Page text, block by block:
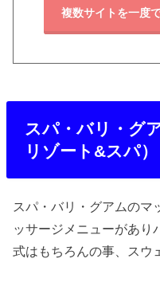
複数サイトを一度
スパ・バリ・グ
リゾート&スパ）
スパ・バリ・グアムのマ
ッサージメニューがあり
式はもちろんの事、スウ